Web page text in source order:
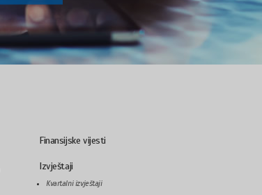
Finansijske vijesti
Izvještaji
Kvartalni izvještaji